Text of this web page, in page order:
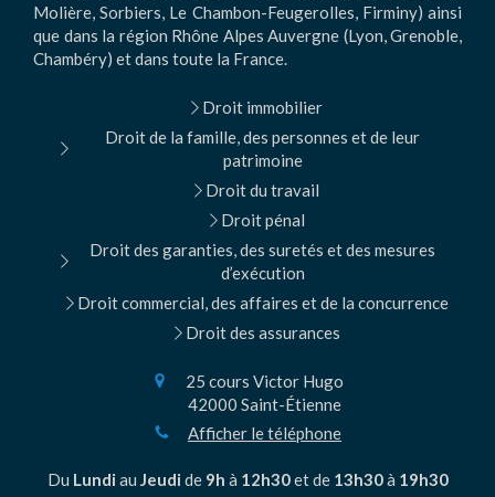
Molière, Sorbiers, Le Chambon-Feugerolles, Firminy) ainsi
que dans la région Rhône Alpes Auvergne (Lyon, Grenoble,
Chambéry) et dans toute la France.
Droit immobilier
Droit de la famille, des personnes et de leur
patrimoine
Droit du travail
Droit pénal
Droit des garanties, des suretés et des mesures
d’exécution
Droit commercial, des affaires et de la concurrence
Droit des assurances
25 cours Victor Hugo
42000 Saint-Étienne
Afficher le téléphone
Du Lundiau Jeudide 9h à 12h30et de 13h30à 19h30